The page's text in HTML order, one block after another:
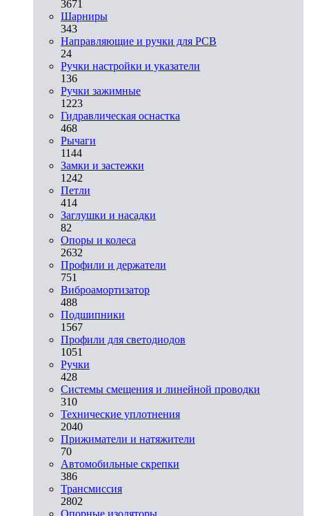
3671
Шарниры
343
Направляющие и ручки для PCB
24
Ручки настройки и указатели
136
Ручки зажимные
1223
Гидравлическая оснастка
468
Рычаги
1144
Замки и застежки
1242
Петли
414
Заглушки и насадки
82
Опоры и колеса
2632
Профили и держатели
751
Виброамортизатор
488
Подшипники
1567
Профили для светодиодов
1051
Ручки
428
Системы смещения и линейной проводки
310
Технические уплотнения
2040
Прижиматели и натяжители
70
Автомобильные скрепки
386
Трансмиссия
2802
Опорные изоляторы